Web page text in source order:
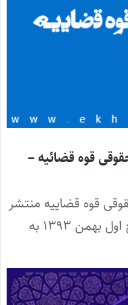
قوه قضائیه –
قوه قضاییه منتشر
شده در روزنامه رسمی مورخ اول بهمن ۱۳۹۳ به